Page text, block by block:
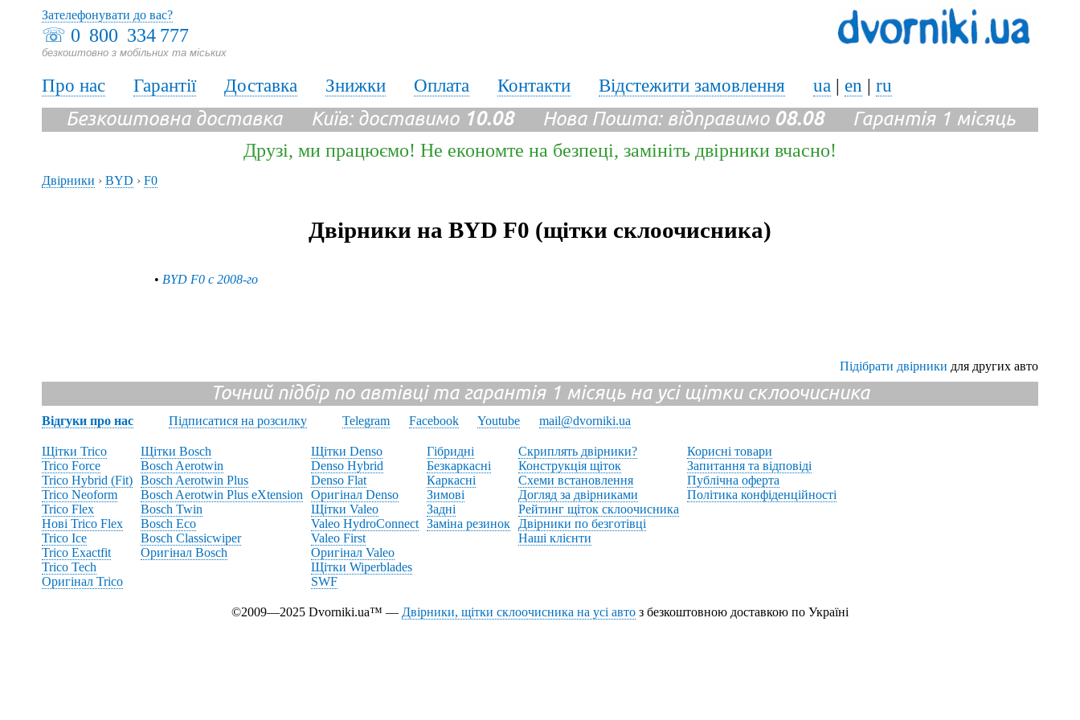
☏ 0 800 334 777
безкоштовно з мобільних та міських
Зателефонувати до вас?
Про нас Гарантії Доставка Знижки Оплата Контакти Відстежити замовлення ua | en | ru
Безкоштовна доставка Київ: доставимо 10.08Нова Пошта: відправимо 08.08Гарантія 1 місяць
Друзі, ми працюємо! Не економте на безпеці, замініть двірники вчасно!
Двірники › BYD › F0
Двірники на BYD F0 (щітки склоочисника)
• BYD F0 с 2008-го
Підібрати двірники для других авто
Точний підбір по автівці та гарантія 1 місяць на усі щітки склоочисника
Відгуки про нас Підписатися на розсилку Telegram Facebook Youtube mail@dvorniki.ua
Щітки Trico
Trico Force
Trico Hybrid (Fit)
Trico Neoform
Trico Flex
Нові Trico Flex
Trico Ice
Trico Exactfit
Trico Tech
Оригінал Trico
Щітки Bosch
Bosch Aerotwin
Bosch Aerotwin Plus
Bosch Aerotwin Plus eXtension
Bosch Twin
Bosch Eco
Bosch Classicwiper
Оригінал Bosch
Щітки Denso
Denso Hybrid
Denso Flat
Оригінал Denso
Щітки Valeo
Valeo HydroConnect
Valeo First
Оригінал Valeo
Щітки Wiperblades
SWF
Гібридні
Безкаркасні
Каркасні
Зимові
Задні
Заміна резинок
Скриплять двірники?
Конструкція щіток
Схеми встановлення
Догляд за двірниками
Рейтинг щіток склоочисника
Двірники по безготівці
Наші клієнти
Корисні товари
Запитання та відповіді
Публічна оферта
Політика конфіденційності
©2009—2025 Dvorniki.ua™ — Двірники, щітки склоочисника на усі авто з безкоштовною доставкою по Україні